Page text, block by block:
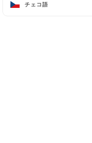
チェコ語
チェコ語